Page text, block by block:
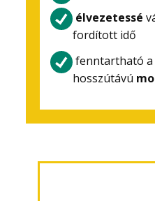
élvezetessé
fordított idő
fenntartható a
hosszútávú